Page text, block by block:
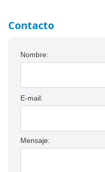
Contacto
Nombre:
E-mail:
Mensaje: